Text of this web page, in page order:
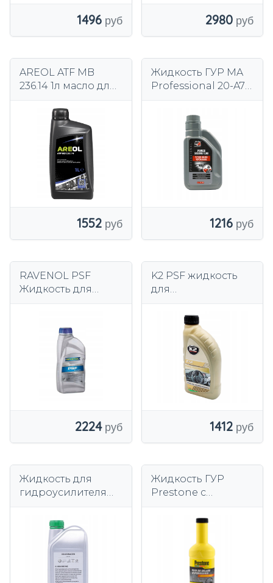
1496 2980
AREOL ATF MB
236.14 1л масло для
коробок передач
1552
Жидкость ГУР MA
Professional 20-A78
1216
RAVENOL PSF
Жидкость для
2224
K2 PSF жидкость
для
зеленый
1412
Жидкость для
гидроусилителя
1000 мл
Жидкость ГУР
Prestone с